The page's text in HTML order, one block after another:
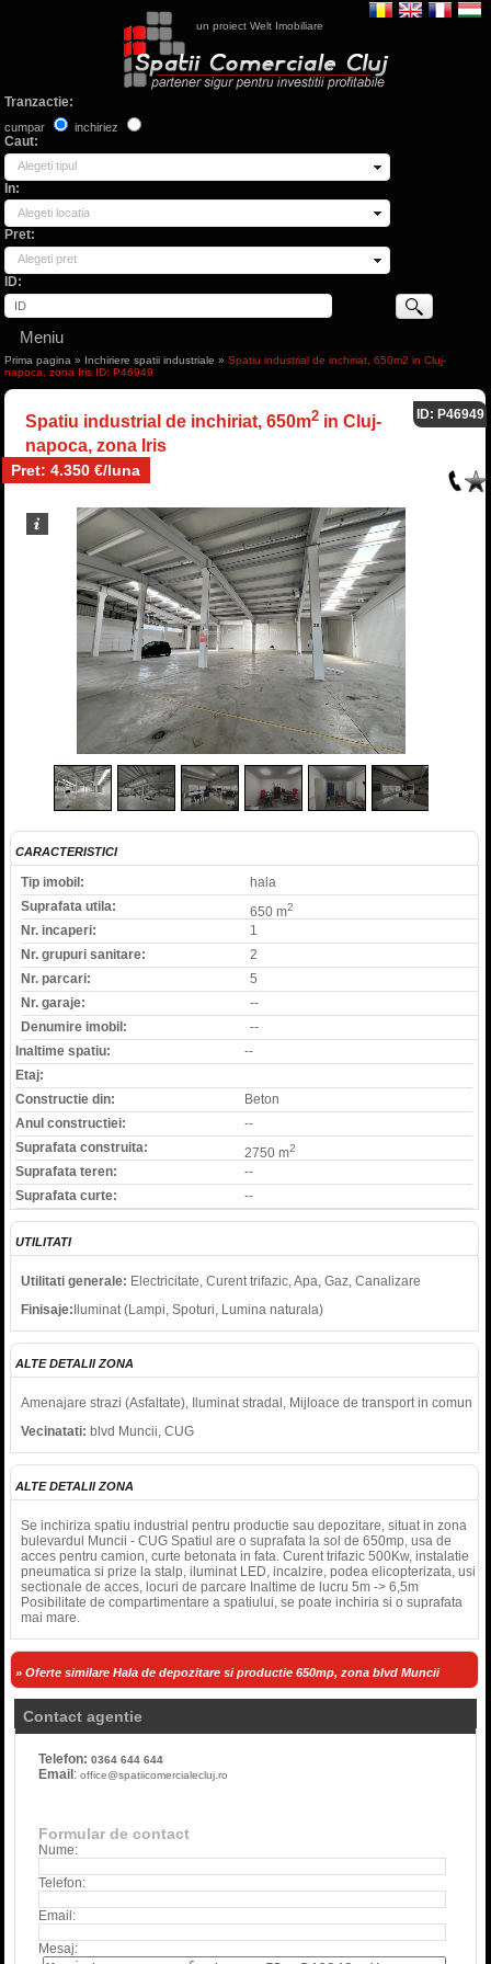
un proiect Welt Imobiliare
Tranzactie:
cumpar inchiriez
Caut:
Alegeti tipul
In:
Alegeti locatia
Pret:
Alegeti pret
ID:
Meniu
Prima pagina » Inchiriere spatii industriale »Spatiu industrial de inchiriat, 650m2 in Cluj-
napoca, zona Iris ID: P46949
Spatiu industrial de inchiriat, 650m2in Cluj-
napoca, zona Iris
Pret: 4.350 €/luna
ID: P46949
CARACTERISTICI
Tip imobil:
hala
Suprafata utila:
650 m2
Nr. incaperi:
1
Nr. grupuri sanitare:
2
Nr. parcari:
5
Nr. garaje:
--
Denumire imobil:
--
Inaltime spatiu:
--
Etaj:
Constructie din:
Beton
Anul constructiei:
--
Suprafata construita:
2750 m2
Suprafata teren:
--
Suprafata curte:
--
UTILITATI
Utilitati generale: Electricitate, Curent trifazic, Apa, Gaz, Canalizare
Finisaje: Iluminat (Lampi, Spoturi, Lumina naturala)
ALTE DETALII ZONA
Amenajare strazi (Asfaltate), Iluminat stradal, Mijloace de transport in comun
Vecinatati: blvd Muncii, CUG
ALTE DETALII ZONA
Se inchiriza spatiu industrial pentru productie sau depozitare, situat in zona
bulevardul Muncii - CUG Spatiul are o suprafata la sol de 650mp, usa de
acces pentru camion, curte betonata in fata. Curent trifazic 500Kw, instalatie
pneumatica si prize la stalp, iluminat LED, incalzire, podea elicopterizata, usi
sectionale de acces, locuri de parcare Inaltime de lucru 5m -> 6,5m
Posibilitate de compartimentare a spatiului, se poate inchiria si o suprafata
mai mare.
» Oferte similare Hala de depozitare si productie 650mp, zona blvd Muncii
Contact agentie
Telefon:0364 644 644
Email :office@spatiicomercialecluj.ro
Formular de contact
Nume:
Telefon:
Email:
Mesaj: